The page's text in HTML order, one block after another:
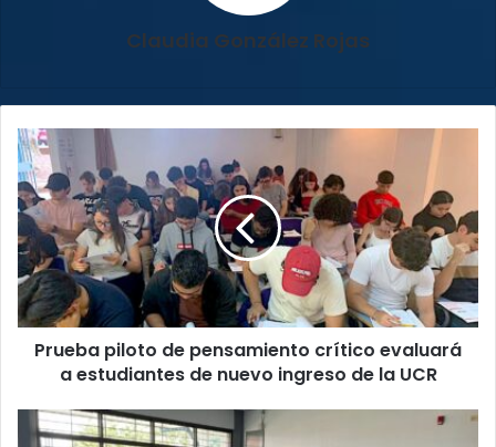
Claudia González Rojas
Prueba
piloto
de
pensamiento
crítico
evaluará
a
estudiantes
de
nuevo
ingreso
UCR
Prueba piloto de pensamiento crítico evaluará
a estudiantes de nuevo ingreso de la UCR
Ebais